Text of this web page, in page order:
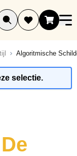
Algoritmische
selectie.